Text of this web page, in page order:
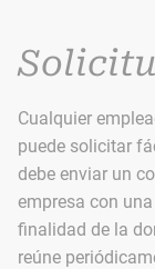
Cualquier
puede solicitar
debe enviar un
empresa con
finalidad de la
reúne